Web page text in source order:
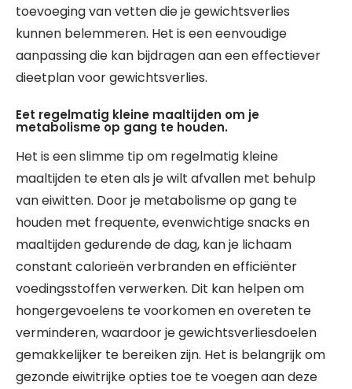
toevoeging van vetten die je gewichtsverlies
kunnen belemmeren. Het is een eenvoudige
aanpassing die kan bijdragen aan een effectiever
dieetplan voor gewichtsverlies.
Eet regelmatig kleine maaltijden om je
metabolisme op gang te houden.
Het is een slimme tip om regelmatig kleine
maaltijden te eten als je wilt afvallen met behulp
van eiwitten. Door je metabolisme op gang te
houden met frequente, evenwichtige snacks en
maaltijden gedurende de dag, kan je lichaam
constant calorieën verbranden en efficiënter
voedingsstoffen verwerken. Dit kan helpen om
hongergevoelens te voorkomen en overeten te
verminderen, waardoor je gewichtsverliesdoelen
gemakkelijker te bereiken zijn. Het is belangrijk om
gezonde eiwitrijke opties toe te voegen aan deze